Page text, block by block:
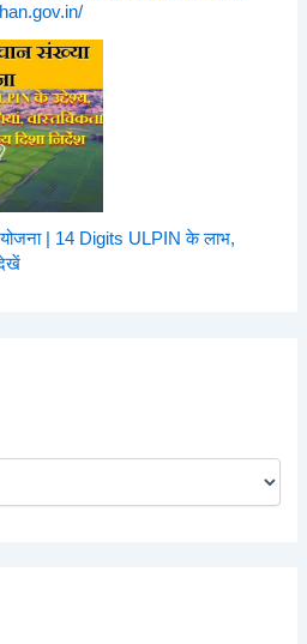
योजना | 14 Digits ULPIN के लाभ,
देखें